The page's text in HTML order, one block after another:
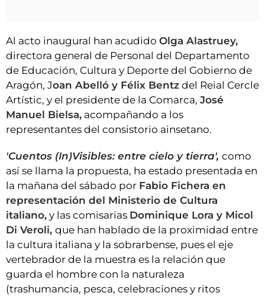
Al acto inaugural han acudido Olga Alastruey,
directora general de Personal del Departamento
de Educación, Cultura y Deporte del Gobierno de
Aragón, Joan Abelló y Félix Bentz del Reial Cercle
Artístic, y el presidente de la Comarca, José
Manuel Bielsa, acompañando a los
representantes del consistorio ainsetano.
'Cuentos (In)Visibles: entre cielo y tierra', como
así se llama la propuesta, ha estado presentada en
la mañana del sábado por Fabio Fichera en
representación del Ministerio de Cultura
italiano, y las comisarias Dominique Lora y Micol
Di Veroli, que han hablado de la proximidad entre
la cultura italiana y la sobrarbense, pues el eje
vertebrador de la muestra es la relación que
guarda el hombre con la naturaleza
(trashumancia, pesca, celebraciones y ritos